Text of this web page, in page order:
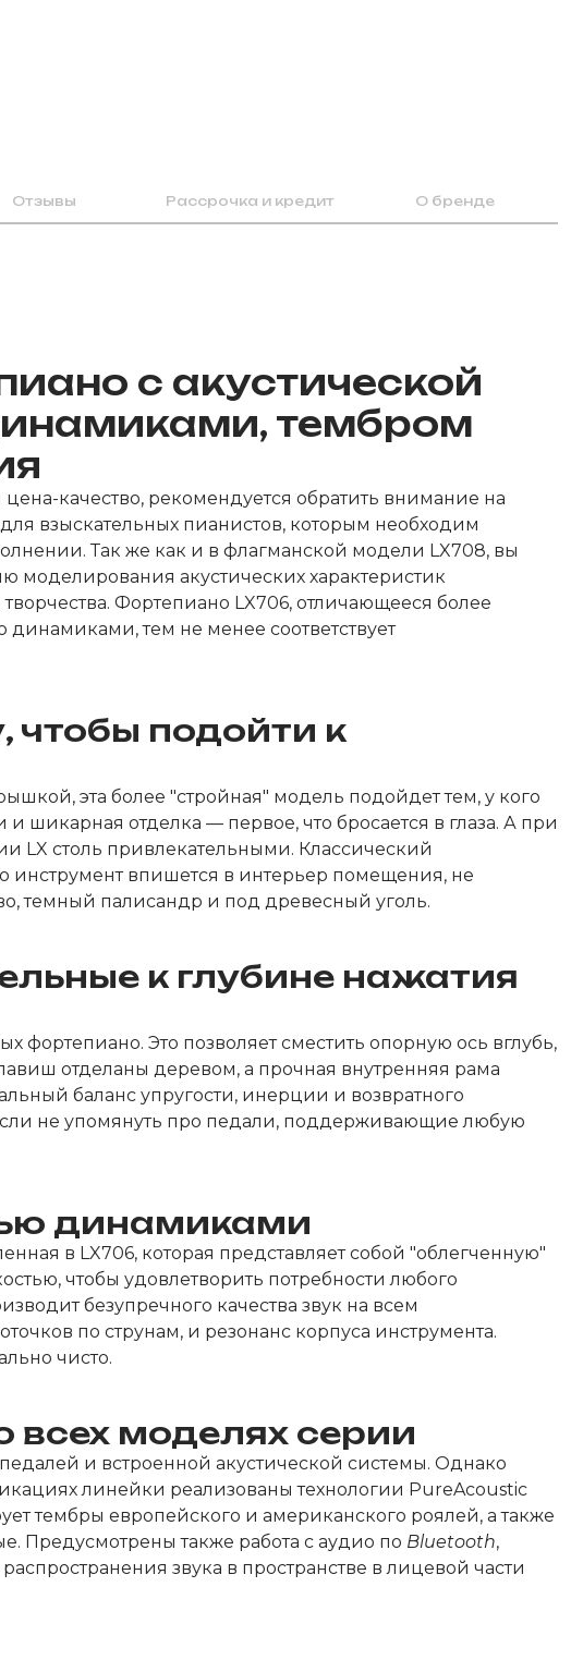
Отзывы Рассрочка и кредит О бренде
с акустической
тембром
качество, рекомендуется обратить внимание на
взыскательных пианистов, которым необходим
Так же как и в флагманской модели LX708, вы
моделирования акустических характеристик
Фортепиано LX706, отличающееся более
тем не менее соответствует
подойти к
эта более "стройная" модель подойдет тем, у кого
шикарная отделка — первое, что бросается в глаза. А при
LX столь привлекательными. Классический
инструмент впишется в интерьер помещения, не
темный палисандр и под древесный уголь.
к глубине нажатия
Это позволяет сместить опорную ось вглубь,
отделаны деревом, а прочная внутренняя рама
баланс упругости, инерции и возвратного
не упомянуть про педали, поддерживающие любую
динамиками
в LX706, которая представляет собой "облегченную"
чтобы удовлетворить потребности любого
безупречного качества звук на всем
по струнам, и резонанс корпуса инструмента.
чисто.
всех моделях серии
и встроенной акустической системы. Однако
линейки реализованы технологии PureAcoustic
тембры европейского и американского роялей, а также
Предусмотрены также работа с аудио по Bluetooth,
звука в пространстве в лицевой части